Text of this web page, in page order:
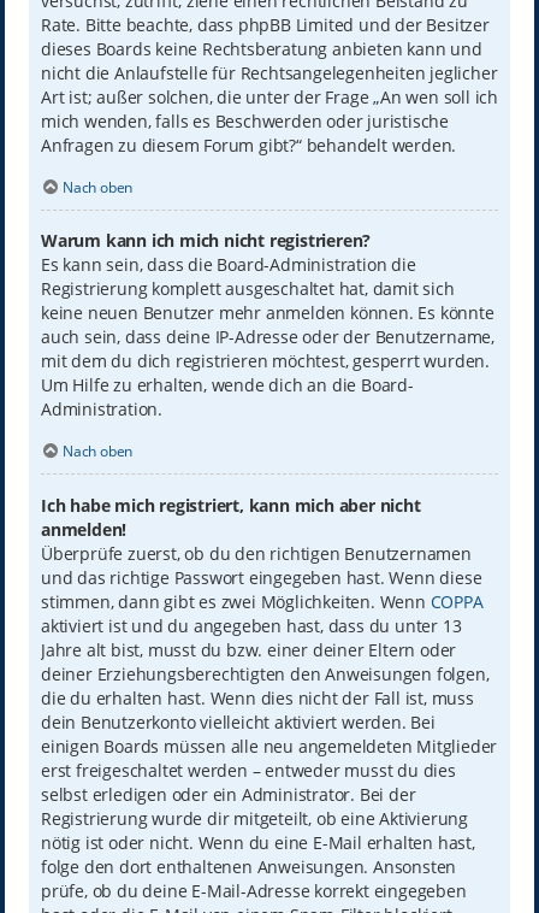
Rate. Bitte beachte, dass phpBB Limited und der Besitzer
dieses Boards keine Rechtsberatung anbieten kann und
nicht die Anlaufstelle für Rechtsangelegenheiten jeglicher
Art ist; außer solchen, die unter der Frage „An wen soll ich
mich wenden, falls es Beschwerden oder juristische
Anfragen zu diesem Forum gibt?“ behandelt werden.
Nach oben
Warum kann ich mich nicht registrieren?
Es kann sein, dass die Board-Administration die
Registrierung komplett ausgeschaltet hat, damit sich
keine neuen Benutzer mehr anmelden können. Es könnte
auch sein, dass deine IP-Adresse oder der Benutzername,
mit dem du dich registrieren möchtest, gesperrt wurden.
Um Hilfe zu erhalten, wende dich an die Board-
Administration.
Nach oben
Ich habe mich registriert, kann mich aber nicht
anmelden!
Überprüfe zuerst, ob du den richtigen Benutzernamen
und das richtige Passwort eingegeben hast. Wenn diese
stimmen, dann gibt es zwei Möglichkeiten. Wenn COPPA
aktiviert ist und du angegeben hast, dass du unter 13
Jahre alt bist, musst du bzw. einer deiner Eltern oder
deiner Erziehungsberechtigten den Anweisungen folgen,
die du erhalten hast. Wenn dies nicht der Fall ist, muss
dein Benutzerkonto vielleicht aktiviert werden. Bei
einigen Boards müssen alle neu angemeldeten Mitglieder
erst freigeschaltet werden – entweder musst du dies
selbst erledigen oder ein Administrator. Bei der
Registrierung wurde dir mitgeteilt, ob eine Aktivierung
nötig ist oder nicht. Wenn du eine E-Mail erhalten hast,
folge den dort enthaltenen Anweisungen. Ansonsten
prüfe, ob du deine E-Mail-Adresse korrekt eingegeben